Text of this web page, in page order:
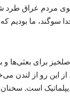
سوی مردم عراق
سوگند، ما
برای
از این رو از لندن
است. سخنان